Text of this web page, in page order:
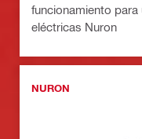
funcionamiento
eléctricas Nuron
NURON